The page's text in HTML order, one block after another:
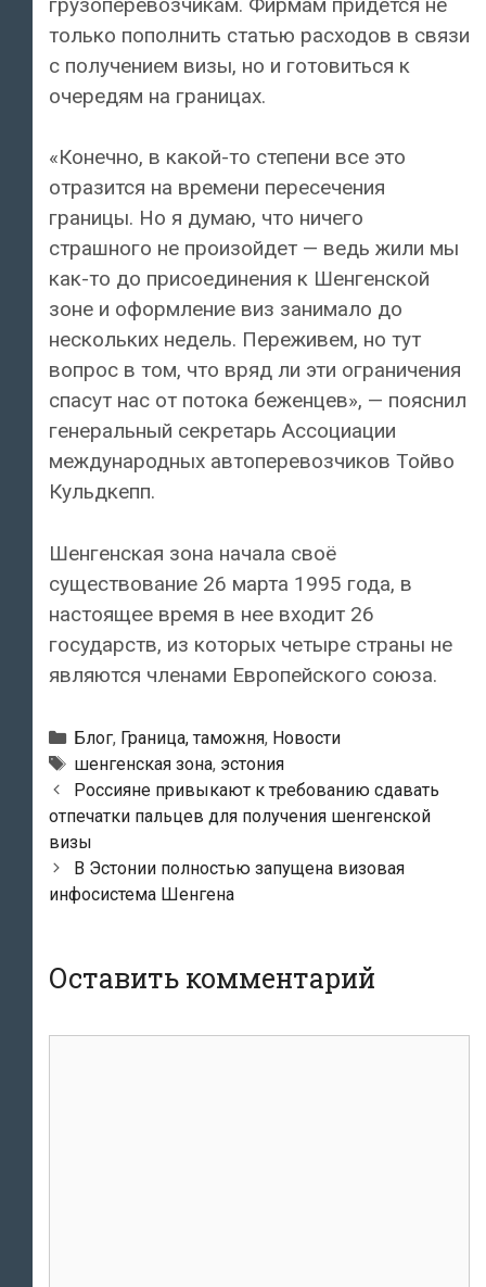
только пополнить статью расходов в связи
с получением визы, но и готовиться к
очередям на границах.
«Конечно, в какой-то степени все это
отразится на времени пересечения
границы. Но я думаю, что ничего
страшного не произойдет — ведь жили мы
как-то до присоединения к Шенгенской
зоне и оформление виз занимало до
нескольких недель. Переживем, но тут
вопрос в том, что вряд ли эти ограничения
спасут нас от потока беженцев», — пояснил
генеральный секретарь Ассоциации
международных автоперевозчиков Тойво
Кульдкепп.
Шенгенская зона начала своё
существование 26 марта 1995 года, в
настоящее время в нее входит 26
государств, из которых четыре страны не
являются членами Европейского союза.
Рубрики
Блог, Граница, таможня, Новости
Метки
шенгенская зона, эстония
Навигация
по
записям
Россияне привыкают к требованию сдавать
отпечатки пальцев для получения шенгенской
визы
В Эстонии полностью запущена визовая
инфосистема Шенгена
Оставить комментарий